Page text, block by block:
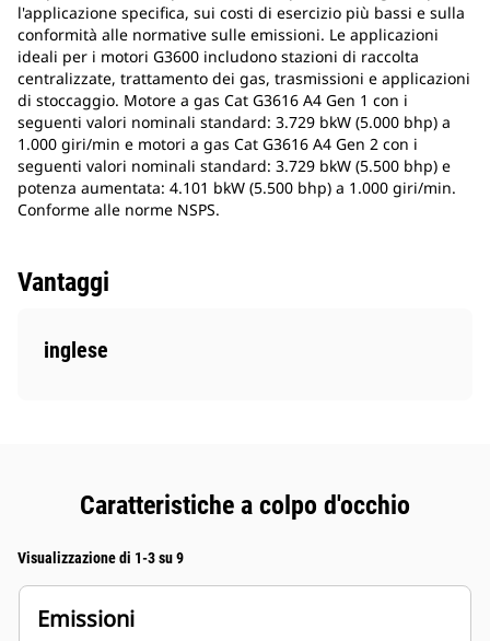
l'applicazione specifica, sui costi di esercizio più bassi e sulla
conformità alle normative sulle emissioni. Le applicazioni
ideali per i motori G3600 includono stazioni di raccolta
centralizzate, trattamento dei gas, trasmissioni e applicazioni
di stoccaggio. Motore a gas Cat G3616 A4 Gen 1 con i
seguenti valori nominali standard: 3.729 bkW (5.000 bhp) a
1.000 giri/min e motori a gas Cat G3616 A4 Gen 2 con i
seguenti valori nominali standard: 3.729 bkW (5.500 bhp) e
potenza aumentata: 4.101 bkW (5.500 bhp) a 1.000 giri/min.
Conforme alle norme NSPS.
Vantaggi
inglese
Caratteristiche a colpo d'occhio
Visualizzazione di 1-3 su 9
Emissioni